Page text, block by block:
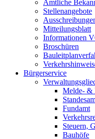
Amtliche
Stellenangebote
Mitteilungsblatt
Informationen
Broschüren
Bürgerservice
Melde- &
Fundamt
Steuern,
Bauhöfe